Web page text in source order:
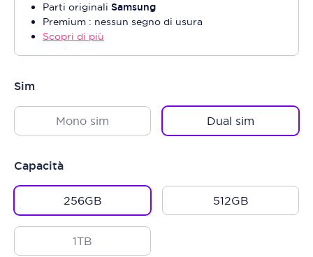
Parti originali Samsung
Premium : nessun segno di usura
Scopri di più
Sim
Mono sim Dual sim
Capacità
256GB 512GB
1TB